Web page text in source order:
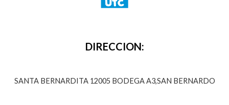
DIRECCION:
SANTA BERNARDITA 12005 BODEGA A3,SAN BERNARDO